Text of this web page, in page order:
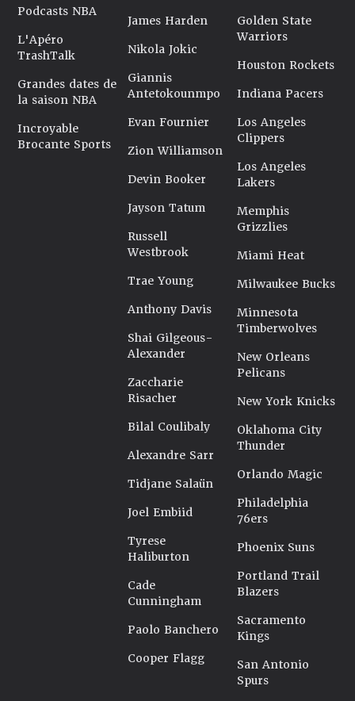
Podcasts NBA
L'Apéro
TrashTalk
Grandes dates de
la saison NBA
Incroyable
Brocante Sports
James Harden
Nikola Jokic
Giannis
Antetokounmpo
Evan Fournier
Zion Williamson
Devin Booker
Jayson Tatum
Russell
Westbrook
Trae Young
Anthony Davis
Shai Gilgeous-
Alexander
Zaccharie
Risacher
Bilal Coulibaly
Alexandre Sarr
Tidjane Salaün
Joel Embiid
Tyrese
Haliburton
Cade
Cunningham
Paolo Banchero
Cooper Flagg
Golden State
Warriors
Houston Rockets
Indiana Pacers
Los Angeles
Clippers
Los Angeles
Lakers
Memphis
Grizzlies
Miami Heat
Milwaukee Bucks
Minnesota
Timberwolves
New Orleans
Pelicans
New York Knicks
Oklahoma City
Thunder
Orlando Magic
Philadelphia
76ers
Phoenix Suns
Portland Trail
Blazers
Sacramento
Kings
San Antonio
Spurs